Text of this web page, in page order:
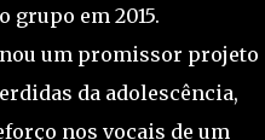
em 2015.
um promissor projeto
da adolescência,
nos vocais de um